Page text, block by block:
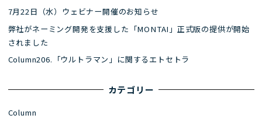
7月22日（水）ウェビナー開催のお知らせ
弊社がネーミング開発を支援した「MONTAI」正式版の提供が開始
されました
Column206.「ウルトラマン」に関するエトセトラ
カテゴリー
Column